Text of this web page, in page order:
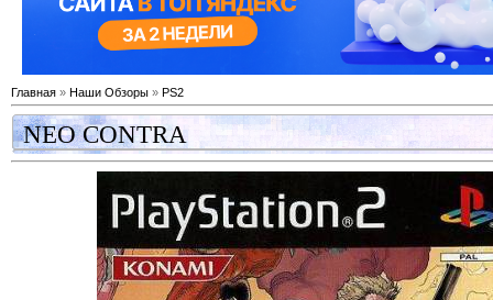
Главная » Наши Обзоры » PS2
NEO CONTRA